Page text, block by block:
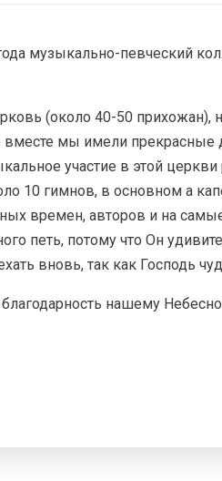
музыкально-певческий
(около 40-50 прихожан),
вместе мы имели прекрасные
участие в этой церкви
10 гимнов, в основном а
времен, авторов и на
петь, потому что Он
вновь, так как Господь
благодарность нашему